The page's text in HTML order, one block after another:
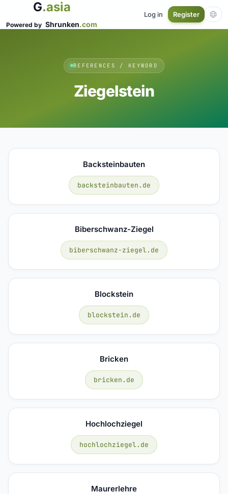
G.asia
Powered by Shrunken.com
Log in Register
REFERENCES / KEYWORD
Ziegelstein
Backsteinbauten
backsteinbauten.de
Biberschwanz-Ziegel
biberschwanz-ziegel.de
Blockstein
blockstein.de
Bricken
bricken.de
Hochlochziegel
hochlochziegel.de
Maurerlehre